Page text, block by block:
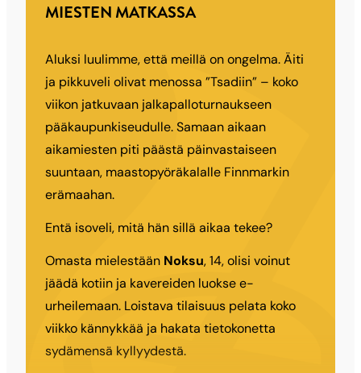
MIESTEN MATKASSA
Aluksi luulimme, että meillä on ongelma. Äiti
ja pikkuveli olivat menossa ”Tsadiin” – koko
viikon jatkuvaan jalkapalloturnaukseen
pääkaupunkiseudulle. Samaan aikaan
aikamiesten piti päästä päinvastaiseen
suuntaan, maastopyöräkalalle Finnmarkin
erämaahan.
Entä isoveli, mitä hän sillä aikaa tekee?
Omasta mielestään Noksu, 14, olisi voinut
jäädä kotiin ja kavereiden luokse e-
urheilemaan. Loistava tilaisuus pelata koko
viikko kännykkää ja hakata tietokonetta
sydämensä kyllyydestä.